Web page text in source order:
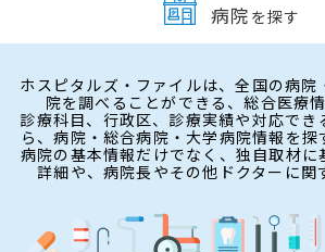
病院 を探す
ホスピタルズ・ファイルは、全国の病院
院を調べることができる、総合医療情
診療科目、行政区、診療実績や対応でき
ら、病院・総合病院・大学病院情報を探
病院の基本情報だけでなく、独自取材に
詳細や、病院長やその他ドクターに関